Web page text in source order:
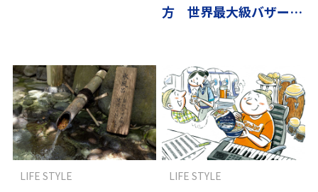
方 世界最大級バザール
LIFE STYLE LIFE STYLE